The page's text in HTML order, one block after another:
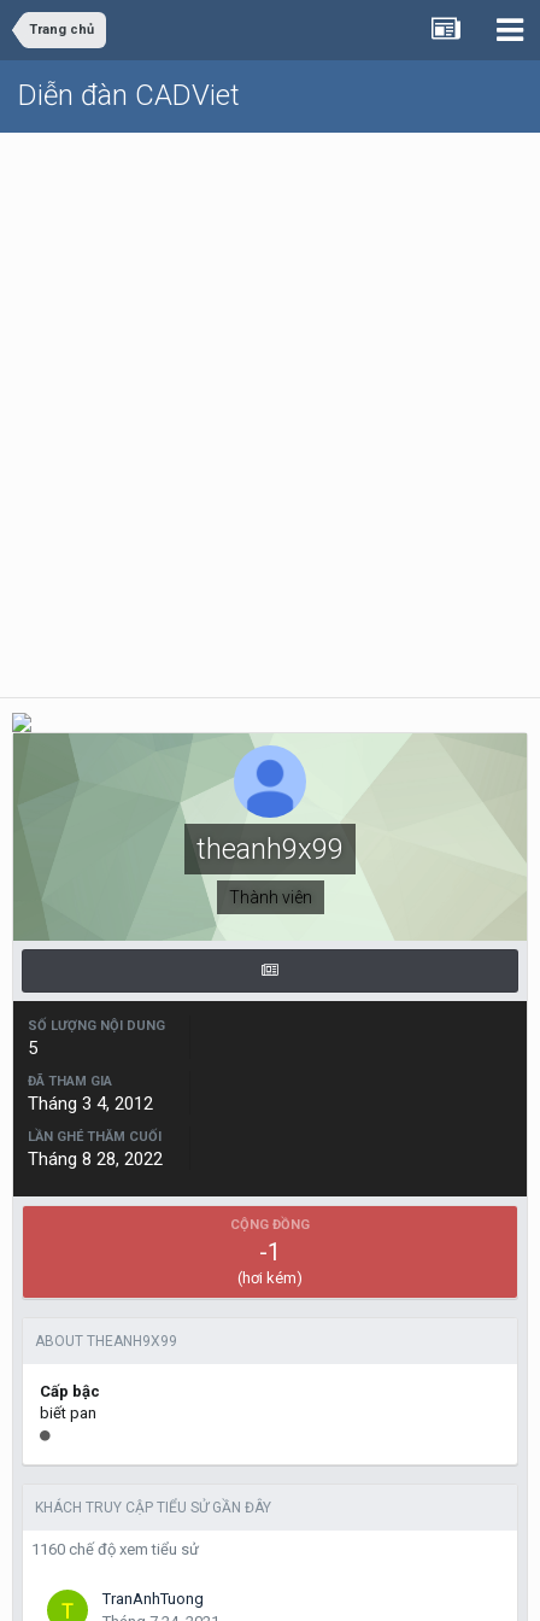
Trang chủ
Diễn đàn CADViet
theanh9x99
Thành viên
SỐ LƯỢNG NỘI DUNG
5
ĐÃ THAM GIA
Tháng 3 4, 2012
LẦN GHÉ THĂM CUỐI
Tháng 8 28, 2022
CỘNG ĐỒNG
-1
(hơi kém)
ABOUT THEANH9X99
Cấp bậc
biết pan
KHÁCH TRUY CẬP TIỂU SỬ GẦN ĐÂY
1160 chế độ xem tiểu sử
TranAnhTuong